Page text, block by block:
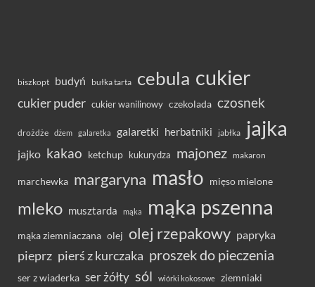
biszkopt budyń bułka tarta cebula cukier
cukier puder cukier wanilinowy czekolada czosnek
drożdże dżem galaretka galaretki herbatniki jabłka jajka
jajko kakao ketchup kukurydza majonez makaron
marchewka margaryna masło mięso mielone
mleko musztarda mąka mąka pszenna
mąka ziemniaczana olej olej rzepakowy papryka
pieprz pierś z kurczaka proszek do pieczenia
ser z wiaderka ser żółty sól wiórki kokosowe ziemniaki